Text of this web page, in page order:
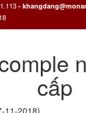
-
cấp
11-2018)